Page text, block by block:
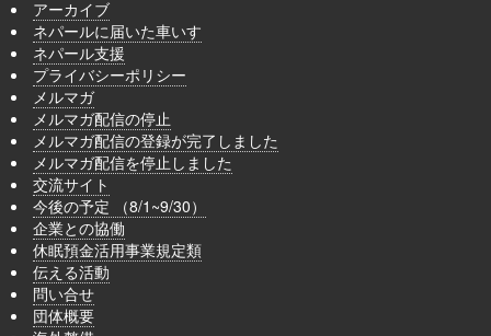
アーカイブ
ネパールに届いた車いす
ネパール支援
プライバシーポリシー
メルマガ
メルマガ配信の停止
メルマガ配信の登録が完了しました
メルマガ配信を停止しました
交流サイト
今後の予定 （8/1~9/30）
企業との協働
休眠預金活用事業規定類
伝える活動
問い合せ
団体概要